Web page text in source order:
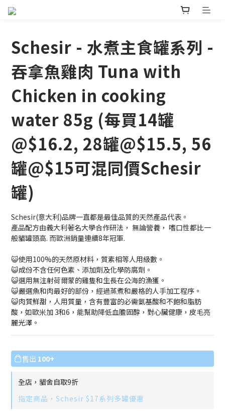
Schesir - 水煮主食罐系列 -
吞拿魚雞肉 Tuna with
Chicken in cooking
water 85g (每買14罐
@$16.2, 28罐@$15.5, 56
罐@$15可混同價Schesir
罐)
Schesir(意大利)品牌一直都是最佳品質的天然產品代表。
產品配方由義大利著名大學合作研法， 無論營養， 嗜口性都比一
般貓罐頭高. 而歐洲銷量連續8年冠軍.
😺使用100%的天然原材料，質素相等人用級數。
😺成份不含任何色素、添加劑及化學防腐劑。
😺選用無注射荷爾蒙的雞隻和生長在公海的漁獲。
😺嚴選魚和肉最好的部份，經過蒸煮和嚴格的人手加工程序。
😺肉質鮮甜，人用質量，含有豐富的必需氨基酸和不飽和脂肪
酸，如歐米加 3和6，能幫助降低血膽固醇，對心臟健康，皮毛亮
麗光澤。
售出 100+
全店，貓舍自取9折
指定商品，Schesir $17系列多罐優惠